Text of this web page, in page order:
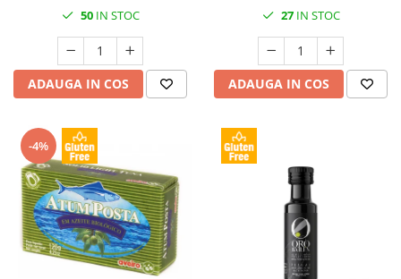
50IN STOC
ADAUGA IN COS
27IN STOC
ADAUGA IN COS
-4%